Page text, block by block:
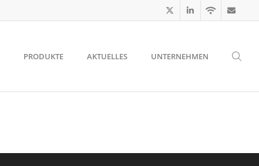
PRODUKTE AKTUELLES UNTERNEHMEN